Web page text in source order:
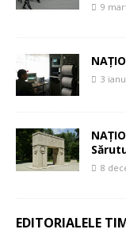
9
3
8
EDITORIALELE